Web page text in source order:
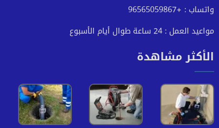
واتساب : +96565059867
مواعيد العمل : 24 ساعة طوال أيام الأسبوع
الأكثر مشاهدة